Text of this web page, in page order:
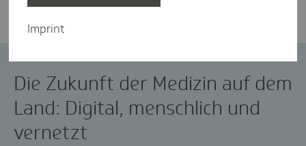
Die Zukunft der Medizin auf dem
Land: Digital, menschlich und
vernetzt
Imprint